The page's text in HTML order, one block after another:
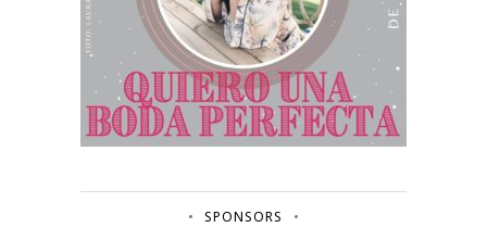
SPONSORS